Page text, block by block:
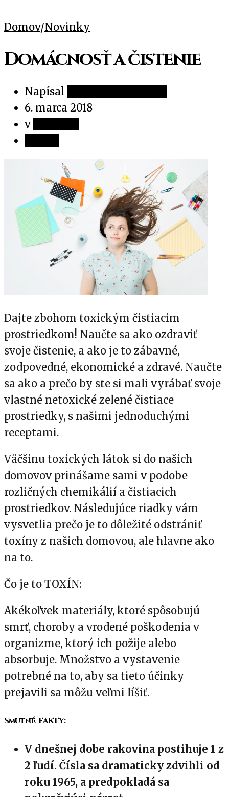
Domov/Novinky
Domácnosť a čistenie
Napísal
6. marca 2018
v
Dajte zbohom toxickým čistiacim
prostriedkom! Naučte sa ako ozdraviť
svoje čistenie, a ako je to zábavné,
zodpovedné, ekonomické a zdravé. Naučte
sa ako a prečo by ste si mali vyrábať svoje
vlastné netoxické zelené čistiace
prostriedky, s našimi jednoduchými
receptami.
Väčšinu toxických látok si do našich
domovov prinášame sami v podobe
rozličných chemikálií a čistiacich
prostriedkov. Následujúce riadky vám
vysvetlia prečo je to dôležité odstrániť
toxíny z našich domovou, ale hlavne ako
na to.
Čo je to TOXÍN:
Akékoľvek materiály, ktoré spôsobujú
smrť, choroby a vrodené poškodenia v
organizme, ktorý ich požije alebo
absorbuje. Množstvo a vystavenie
potrebné na to, aby sa tieto účinky
prejavili sa môžu veľmi líšiť.
Smutné FAKTY:
V dnešnej dobe rakovina postihuje 1 z
2 ľudí. Čísla sa dramaticky zdvihli od
roku 1965, a predpokladá sa